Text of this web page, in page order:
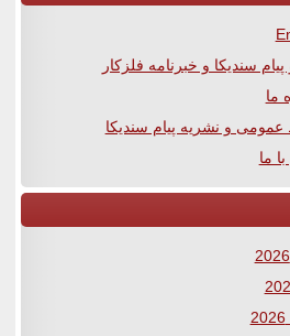
سندیکا و خبرنامه فلزکار
ما
عمومی و نشریه پیام سندیکا
ما